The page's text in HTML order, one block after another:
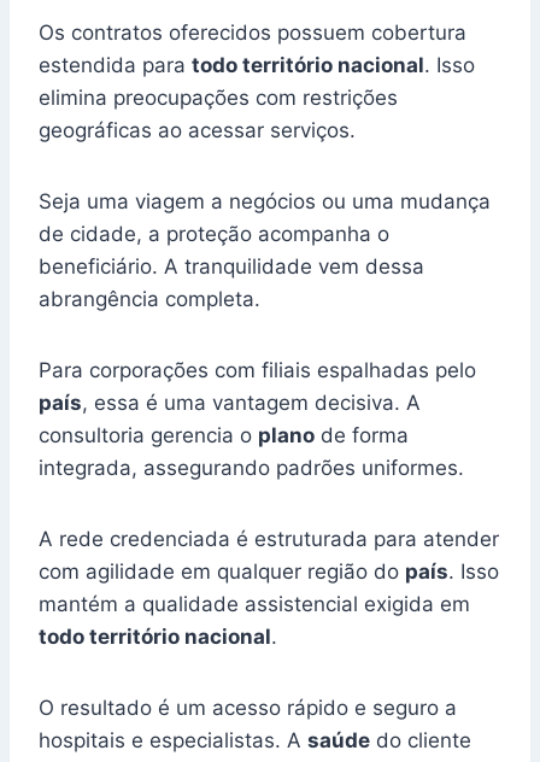
Os contratos oferecidos possuem cobertura
estendida para todo território nacional. Isso
elimina preocupações com restrições
geográficas ao acessar serviços.
Seja uma viagem a negócios ou uma mudança
de cidade, a proteção acompanha o
beneficiário. A tranquilidade vem dessa
abrangência completa.
Para corporações com filiais espalhadas pelo
país, essa é uma vantagem decisiva. A
consultoria gerencia o plano de forma
integrada, assegurando padrões uniformes.
A rede credenciada é estruturada para atender
com agilidade em qualquer região do país. Isso
mantém a qualidade assistencial exigida em
todo território nacional.
O resultado é um acesso rápido e seguro a
hospitais e especialistas. A saúde do cliente